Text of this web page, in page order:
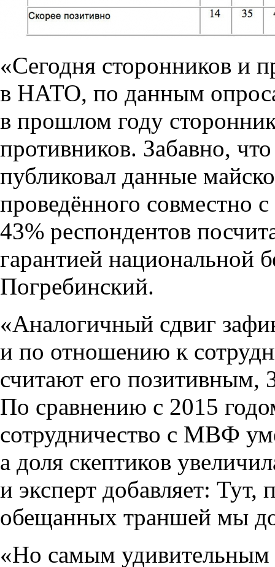
«Сегодня сторонников и
в НАТО, по данным
в прошлом году
противников. Забавно,
публиковал данные
проведённого совместно
43% респондентов
гарантией национальной
Погребинский.
«Аналогичный сдвиг
и по отношению к
считают его
По сравнению с 2015
сотрудничество с МВФ
а доля скептиков
и эксперт добавляет:
обещанных траншей мы
«Но самым удивительным